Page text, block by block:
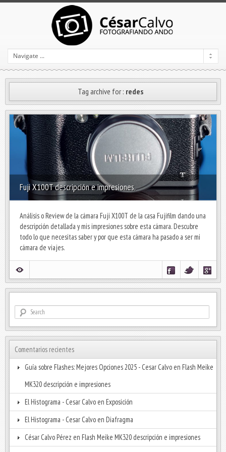
Tag archive for : redes
Fuji X100T descripción e impresiones.
Análisis o Review de la cámara Fuji X100T de la casa Fujifilm dando una
descripción detallada y mis impresiones sobre esta cámara. Descubre
todo lo que necesitas saber y por que esta cámara ha pasado a ser mi
cámara de viajes.
Comentarios recientes
Guía sobre Flashes: Mejores Opciones 2025 - Cesar Calvo en Flash Meike
MK320 descripción e impresiones
El Histograma - Cesar Calvo en Exposición
El Histograma - Cesar Calvo en Diafragma
César Calvo Pérez en Flash Meike MK320 descripción e impresiones